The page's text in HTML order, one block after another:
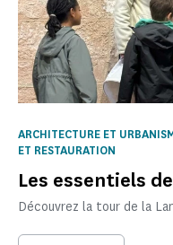
Les essentiels
ARCHITECTURE ET
ET RESTAURATION
Découvrez la tour de la